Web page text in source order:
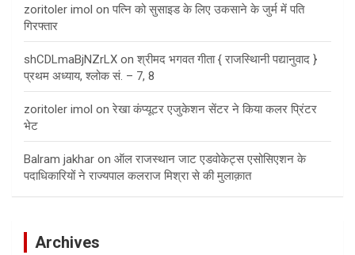
zoritoler imol onपत्नि को सुसाइड के लिए उकसाने के जुर्म में पति
गिरफ्तार
shCDLmaBjNZrLX onश्रीमद भगवत गीता { राजस्थािनी पद्यानुवाद }
प्रथम अध्याय, श्लोक सं. – 7, 8
zoritoler imol onरेखा कंप्यूटर एजुकेशन सेंटर ने किया कलर प्रिंटर
भेट
Balram jakhar on ऑल राजस्थान जाट एडवोकेट्स एसोसिएशन के
पदाधिकारियों ने राज्यपाल कलराज मिश्रा से की मुलाक़ात
Archives